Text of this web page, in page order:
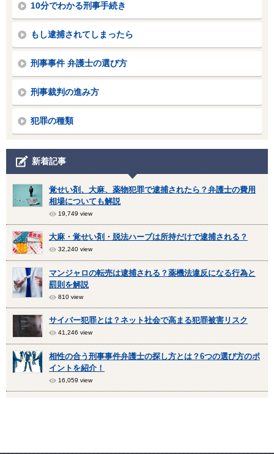
10分でわかる刑事手続き
もし逮捕されてしまったら
刑事事件 弁護士の選び方
刑事裁判の進み方
犯罪の種類
新着記事
覚せい剤、大麻、薬物犯罪で逮捕されたら？弁護士の費用
相場についても解説
19,749 view
大麻・覚せい剤・脱法ハーブは所持だけで逮捕される？
32,240 view
マンジャロの転売は逮捕される？薬機法違反になる行為と
罰則を解説
810 view
サイバー犯罪とは？ネット社会で高まる犯罪被害リスク
41,246 view
相性の合う刑事事件弁護士の探し方とは？6つの選び方のポ
イントを紹介！
16,059 view